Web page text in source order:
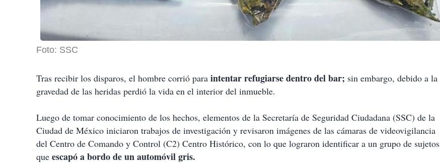
Foto: SSC
Tras recibir los disparos, el hombre corrió para intentar refugiarse dentro del bar; sin embargo, debido a la
gravedad de las heridas perdió la vida en el interior del inmueble.
Luego de tomar conocimiento de los hechos, elementos de la Secretaría de Seguridad Ciudadana (SSC) de la
Ciudad de México iniciaron trabajos de investigación y revisaron imágenes de las cámaras de videovigilancia
del Centro de Comando y Control (C2) Centro Histórico, con lo que lograron identificar a un grupo de sujetos
que escapó a bordo de un automóvil gris.